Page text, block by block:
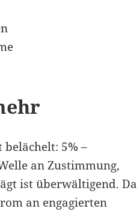
belächelt: 5% –
an Zustimmung,
ist überwältigend. Da
an engagierten